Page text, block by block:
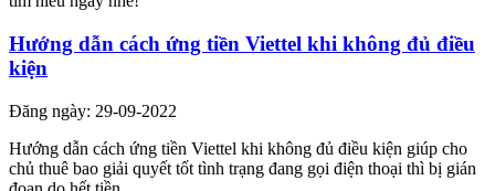
Hướng dẫn cách ứng tiền Viettel khi không đủ điều
kiện
Đăng ngày: 29-09-2022
Hướng dẫn cách ứng tiền Viettel khi không đủ điều kiện giúp cho
chủ thuê bao giải quyết tốt tình trạng đang gọi điện thoại thì bị gián